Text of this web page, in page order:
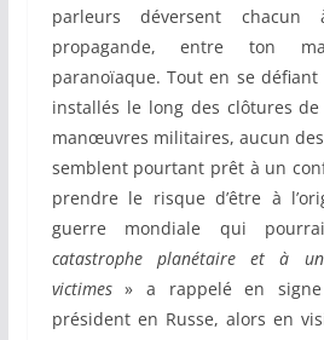
parleurs déversent
propagande, entre ton
paranoïaque. Tout en se
installés le long des clôtures
manœuvres militaires, aucun
semblent pourtant prêt à un
prendre le risque d’être à
guerre mondiale qui
catastrophe planétaire et à
victimes» a rappelé en signe
président en Russe, alors en